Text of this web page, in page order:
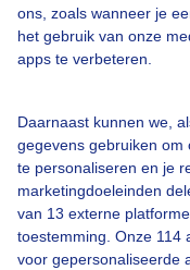
ons, zoals wanneer je
het gebruik van onze
apps te verbeteren.
Daarnaast kunnen we,
gegevens gebruiken om
te personaliseren en je
marketingdoeleinden
van 13 externe
toestemming. Onze 114
voor gepersonaliseerde
Over Buienradar
Bedrijfsgegevens
Veelgestelde vragen